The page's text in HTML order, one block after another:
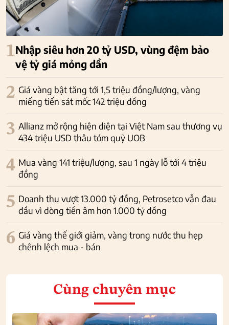
1Nhập siêu hơn 20 tỷ USD, vùng đệm bảo
vệ tỷ giá mỏng dần
2 Giá vàng bật tăng tới 1,5 triệu đồng/lượng, vàng
miếng tiến sát mốc 142 triệu đồng
3 Allianz mở rộng hiện diện tại Việt Nam sau thương vụ
434 triệu USD thâu tóm quỹ UOB
4 Mua vàng 141 triệu/lượng, sau 1 ngày lỗ tới 4 triệu
đồng
5 Doanh thu vượt 13.000 tỷ đồng, Petrosetco vẫn đau
đầu vì dòng tiền âm hơn 1.000 tỷ đồng
6 Giá vàng thế giới giảm, vàng trong nước thu hẹp
chênh lệch mua - bán
Cùng chuyên mục